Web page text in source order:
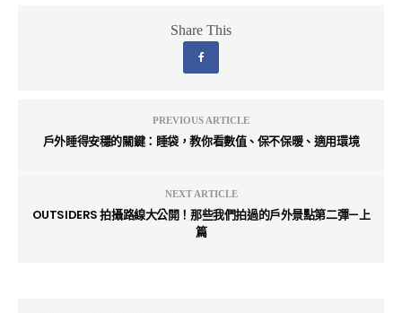
Share This
PREVIOUS ARTICLE
戶外睡得安穩的關鍵：睡袋，教你看數值、保不保暖、適用環境
NEXT ARTICLE
OUTSIDERS 拍攝路線大公開！那些我們拍過的戶外景點第二彈—上
篇